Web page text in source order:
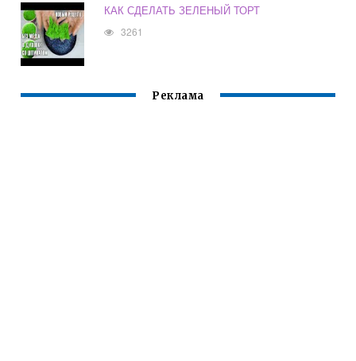
КАК СДЕЛАТЬ ЗЕЛЕНЫЙ ТОРТ
3261
Реклама